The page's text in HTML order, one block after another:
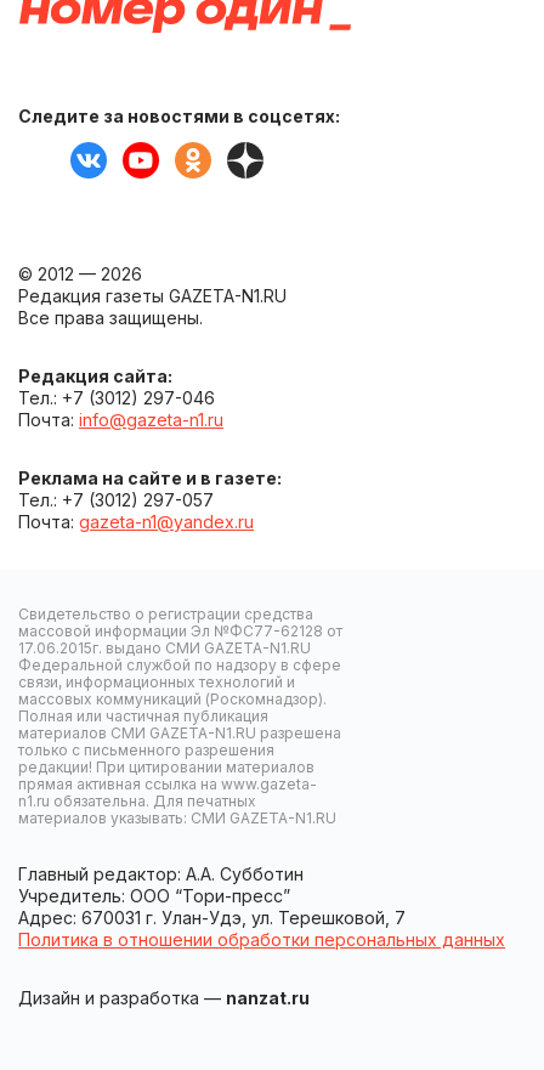
Следите за новостями в соцсетях:
© 2012 — 2026
Редакция газеты GAZETA-N1.RU
Все права защищены.
Редакция сайта:
Тел.: +7 (3012) 297-046
Почта: info@gazeta-n1.ru
Реклама на сайте и в газете:
Тел.: +7 (3012) 297-057
Почта: gazeta-n1@yandex.ru
Свидетельство о регистрации средства
массовой информации Эл №ФС77-62128 от
17.06.2015г. выдано СМИ GAZETA-N1.RU
Федеральной службой по надзору в сфере
связи, информационных технологий и
массовых коммуникаций (Роскомнадзор).
Полная или частичная публикация
материалов СМИ GAZETA-N1.RU разрешена
только с письменного разрешения
редакции! При цитировании материалов
прямая активная ссылка на www.gazeta-
n1.ru обязательна. Для печатных
материалов указывать: СМИ GAZETA-N1.RU
Главный редактор: А.А. Субботин
Учредитель: ООО “Тори-пресс”
Адрес: 670031 г. Улан-Удэ, ул. Терешковой, 7
Политика в отношении обработки персональных данных
Дизайн и разработка — nanzat.ru